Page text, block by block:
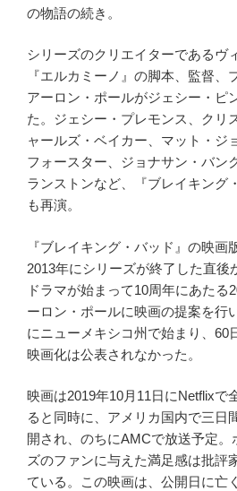
の物語の続き。
シリーズのクリエイターであるヴ
『エルカミーノ』の脚本、監督、
アーロン・ポールがジェシー・ピ
た。ジェシー・プレモンス、クリ
ャールズ・ベイカー、マット・ジ
フォースター、ジョナサン・バン
ランストンなど、『ブレイキング
も再演。
『ブレイキング・バッド』の映画
2013年にシリーズが終了した直後
ドラマが始まって10周年にあたる
ーロン・ポールに映画の提案を行
にニューメキシコ州で始まり、60
映画化は公表されなかった。
映画は2019年10月11日にNetflixで
ると同時に、アメリカ国内で三日
開され、のちにAMCで放送予定。
ズのファンに与えた満足感は批評
ている。この映画は、公開日に亡